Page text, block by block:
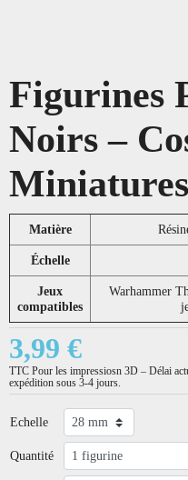
Figurines
Noirs –
Miniatures
Matière
Échelle
Jeux
compatibles
Warhammer
3,99 €
TTC Pour les impressiosn 3D – Délai
expédition sous 3-4 jours.
Echelle
Quantité